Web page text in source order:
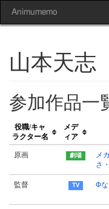
Animumemo
山本天志
参加作品一
役職/キャ
ラクター名
メデ
ィア
原画
メ
さ
監督 Φな